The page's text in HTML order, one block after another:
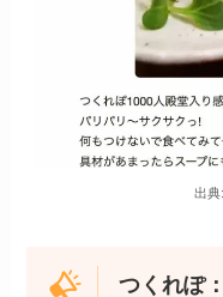
出
つくれぽ